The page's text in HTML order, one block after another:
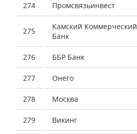
274 Промсвязьинвест
275
Камский Коммерческий
Банк
276 ББР Банк
277 Онего
278 Москва
279 Викинг